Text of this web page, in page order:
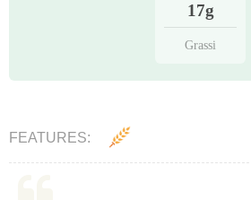
17g
Grassi
FEATURES: